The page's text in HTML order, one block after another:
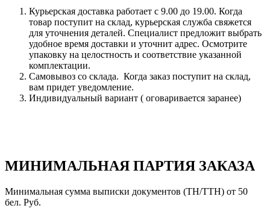
Курьерская доставка работает с 9.00 до 19.00. Когда
товар поступит на склад, курьерская служба свяжется
для уточнения деталей. Специалист предложит выбрать
удобное время доставки и уточнит адрес. Осмотрите
упаковку на целостность и соответствие указанной
комплектации.
Самовывоз со склада. Когда заказ поступит на склад,
вам придет уведомление.
Индивидуальный вариант ( оговаривается заранее)
МИНИМАЛЬНАЯ ПАРТИЯ ЗАКАЗА
Минимальная сумма выписки документов (ТН/ТТН) от 50
бел. Руб.